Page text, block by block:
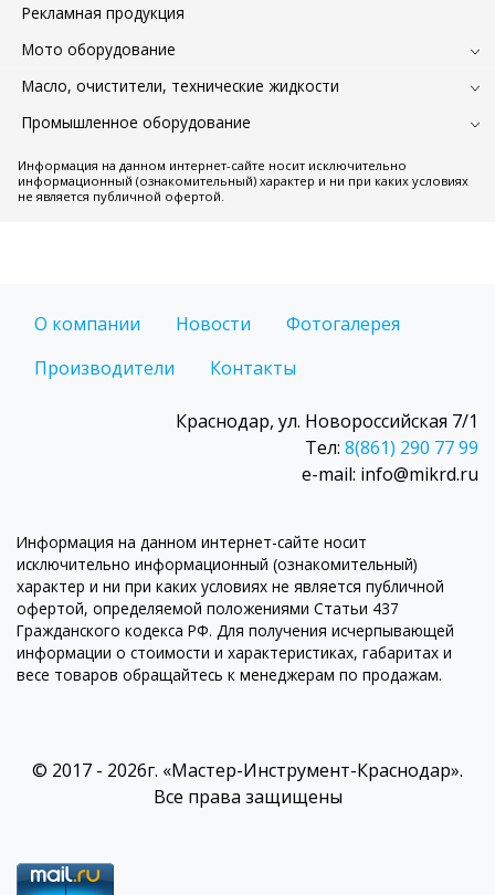
Рекламная продукция
Мото оборудование
Масло, очистители, технические жидкости
Промышленное оборудование
Информация на данном интернет-сайте носит исключительно
информационный (ознакомительный) характер и ни при каких условиях
не является публичной офертой.
О компании Новости
Фотогалерея
Производители
Контакты
Краснодар, ул. Новороссийская 7/1
Тел: 8(861) 290 77 99
e-mail: info@mikrd.ru
Информация на данном интернет-сайте носит
исключительно информационный (ознакомительный)
характер и ни при каких условиях не является публичной
офертой, определяемой положениями Статьи 437
Гражданского кодекса РФ. Для получения исчерпывающей
информации о стоимости и характеристиках, габаритах и
весе товаров обращайтесь к менеджерам по продажам.
© 2017 - 2026г. «Мастер-Инструмент-Краснодар».
Все права защищены